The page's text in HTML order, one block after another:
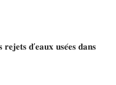
𝐫𝐞𝐣𝐞𝐭𝐬 𝐝’𝐞𝐚𝐮𝐱 𝐮𝐬𝐞́𝐞𝐬 𝐝𝐚𝐧𝐬